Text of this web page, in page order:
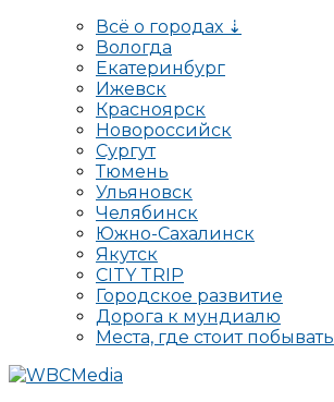
Всё о городах ⇣
Вологда
Екатеринбург
Ижевск
Красноярск
Новороссийск
Сургут
Тюмень
Ульяновск
Челябинск
Южно-Сахалинск
Якутск
CITY TRIP
Городское развитие
Дорога к мундиалю
Места, где стоит побывать